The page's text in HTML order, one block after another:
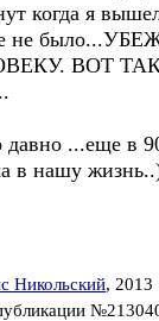
когда я
не
ВОТ
...еще в
в нашу
Никольский, 2013